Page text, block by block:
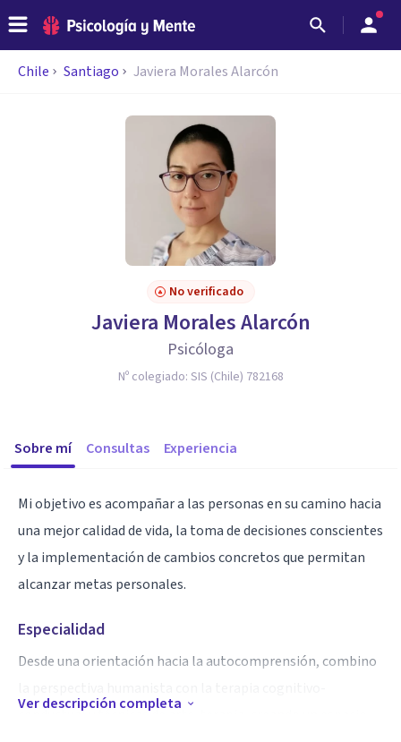
Chile Santiago Javiera Morales Alarcón
No verificado
Javiera Morales Alarcón
Psicóloga
Nº colegiado: SIS (Chile) 782168
Sobre mí Consultas Experiencia
Mi objetivo es acompañar a las personas en su camino hacia
una mejor calidad de vida, la toma de decisiones conscientes
y la implementación de cambios concretos que permitan
alcanzar metas personales.
Especialidad
Desde una orientación hacia la autocomprensión, combino
conductual y técnicas de arte-terapia, creando un espacio
Ver descripción completa